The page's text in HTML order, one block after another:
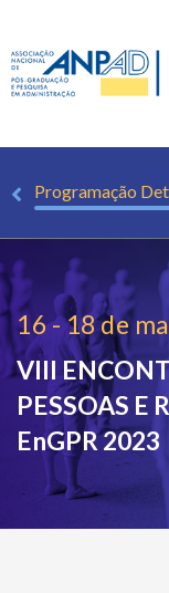
Programação
16 - 18 de
VIII
PESSOAS E
EnGPR 2023